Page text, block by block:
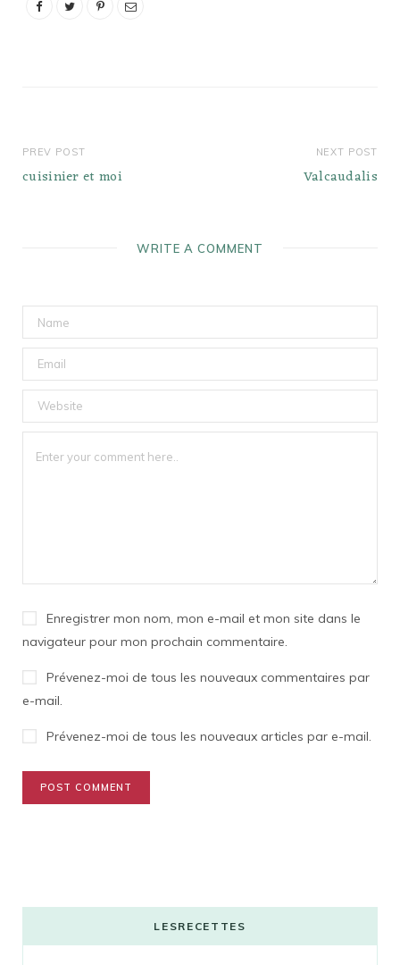
découvert et sans liquide.
PREV POST
cuisinier et moi
NEXT POST
Valcaudalis
WRITE A COMMENT
Enregistrer mon nom, mon e-mail et mon site dans le
navigateur pour mon prochain commentaire.
Prévenez-moi de tous les nouveaux commentaires par
e-mail.
Prévenez-moi de tous les nouveaux articles par e-mail.
LESRECETTES